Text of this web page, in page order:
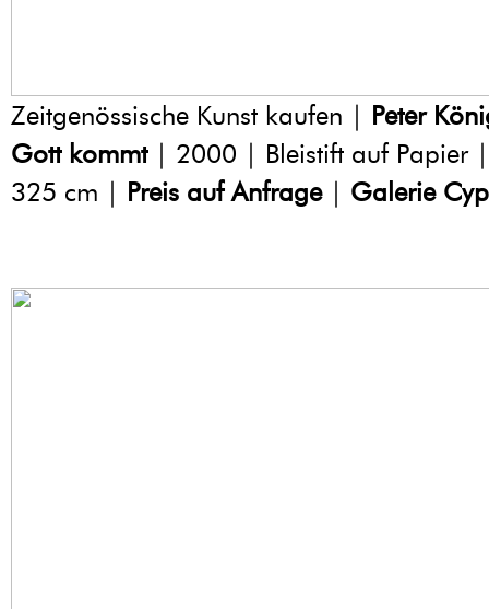
Zeitgenössische Kunst kaufen | Peter
Gott kommt| 2000 | Bleistift auf Papier
325 cm | Preis auf Anfrage| Galerie